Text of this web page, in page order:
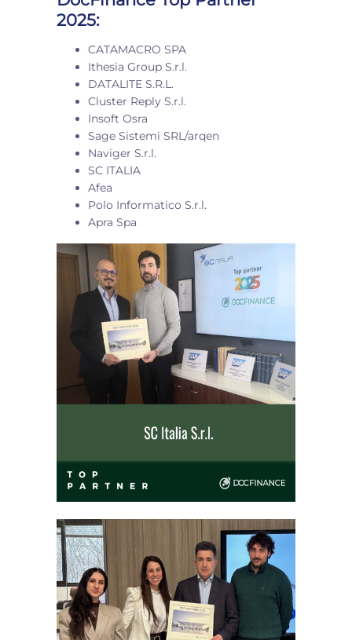
2025:
CATAMACRO SPA
Ithesia Group S.r.l.
DATALITE S.R.L.
Cluster Reply S.r.l.
Insoft Osra
Sage Sistemi SRL/arqen
Naviger S.r.l.
SC ITALIA
Afea
Polo Informatico S.r.l.
Apra Spa